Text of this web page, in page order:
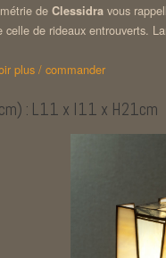
de Clessidra vous
celle de rideaux entrouverts.
plus / commander
: L11 x l11 x H21cm